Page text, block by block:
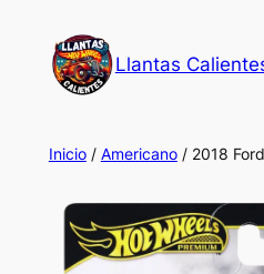
contenido
Llantas
Inicio/ Americano/ 2018